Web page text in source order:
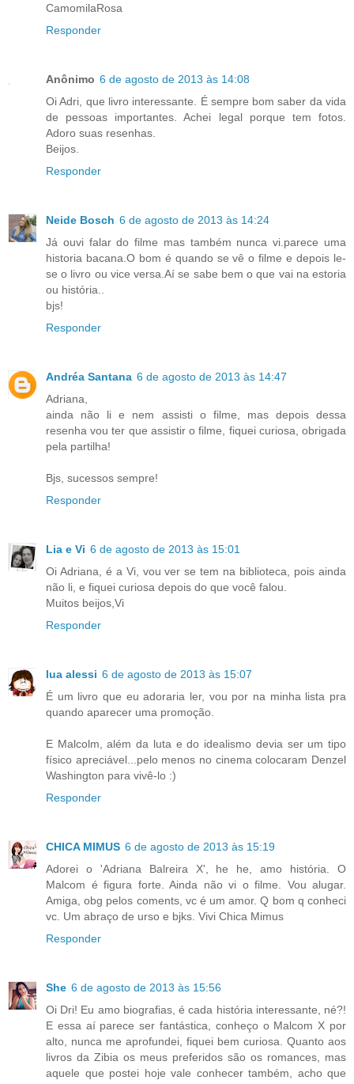
CamomilaRosa
Responder
Anônimo 6 de agosto de 2013 às 14:08
Oi Adri, que livro interessante. É sempre bom saber da vida
de pessoas importantes. Achei legal porque tem fotos.
Adoro suas resenhas.
Beijos.
Responder
Neide Bosch 6 de agosto de 2013 às 14:24
Já ouvi falar do filme mas também nunca vi.parece uma
historia bacana.O bom é quando se vê o filme e depois le-
se o livro ou vice versa.Aí se sabe bem o que vai na estoria
ou história..
bjs!
Responder
Andréa Santana 6 de agosto de 2013 às 14:47
Adriana,
ainda não li e nem assisti o filme, mas depois dessa
resenha vou ter que assistir o filme, fiquei curiosa, obrigada
pela partilha!
Bjs, sucessos sempre!
Responder
Lia e Vi 6 de agosto de 2013 às 15:01
Oi Adriana, é a Vi, vou ver se tem na biblioteca, pois ainda
não li, e fiquei curiosa depois do que você falou.
Muitos beijos,Vi
Responder
lua alessi 6 de agosto de 2013 às 15:07
É um livro que eu adoraria ler, vou por na minha lista pra
quando aparecer uma promoção.
E Malcolm, além da luta e do idealismo devia ser um tipo
físico apreciável...pelo menos no cinema colocaram Denzel
Washington para vivê-lo :)
Responder
CHICA MIMUS 6 de agosto de 2013 às 15:19
Adorei o 'Adriana Balreira X', he he, amo história. O
Malcom é figura forte. Ainda não vi o filme. Vou alugar.
Amiga, obg pelos coments, vc é um amor. Q bom q conheci
vc. Um abraço de urso e bjks. Vivi Chica Mimus
Responder
She 6 de agosto de 2013 às 15:56
Oi Dri! Eu amo biografias, é cada história interessante, né?!
E essa aí parece ser fantástica, conheço o Malcom X por
alto, nunca me aprofundei, fiquei bem curiosa. Quanto aos
livros da Zibia os meus preferidos são os romances, mas
aquele que postei hoje vale conhecer também, acho que